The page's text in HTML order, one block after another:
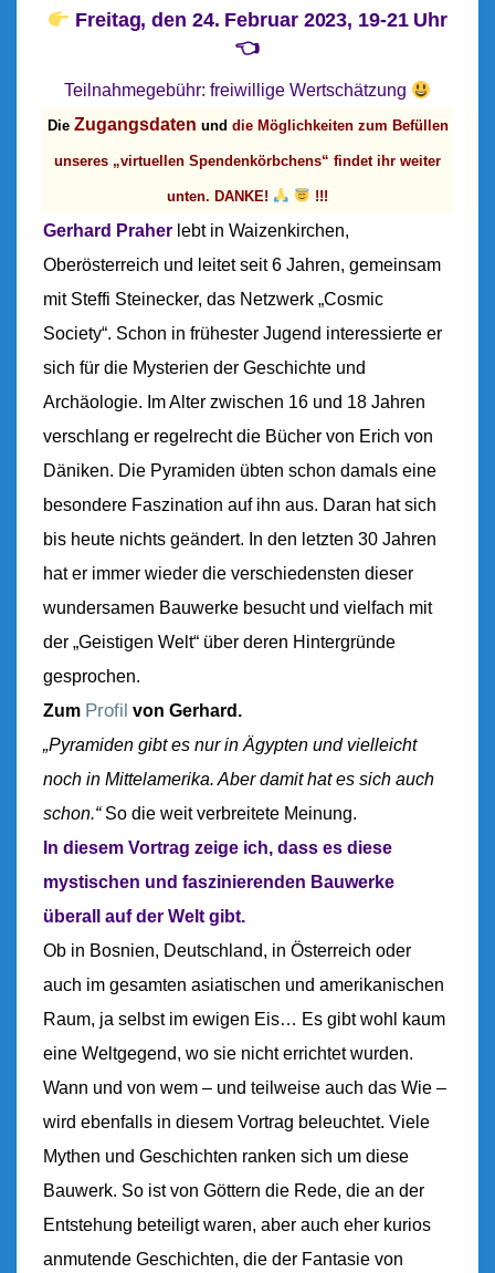
D
–
O
O
V
O
T
R
G
V
O
G
E
H
A
R
D
P
R
H
E
R
Freitag, den 24. Februar 2023, 19-21 Uhr
👈
Teilnahmegebühr: freiwillige Wertschätzung
Die Zugangsdaten und die Möglichkeiten zum Befüllen
unseres „virtuellen Spendenkörbchens“ findet ihr weiter
unten. DANKE! !!!
Gerhard Praher lebt in Waizenkirchen,
Oberösterreich und leitet seit 6 Jahren, gemeinsam
mit Steffi Steinecker, das Netzwerk „Cosmic
Society“. Schon in frühester Jugend interessierte er
sich für die Mysterien der Geschichte und
Archäologie. Im Alter zwischen 16 und 18 Jahren
verschlang er regelrecht die Bücher von Erich von
Däniken. Die Pyramiden übten schon damals eine
besondere Faszination auf ihn aus. Daran hat sich
bis heute nichts geändert. In den letzten 30 Jahren
hat er immer wieder die verschiedensten dieser
wundersamen Bauwerke besucht und vielfach mit
der „Geistigen Welt“ über deren Hintergründe
gesprochen.
Zum Profil von Gerhard.
„Pyramiden gibt es nur in Ägypten und vielleicht
noch in Mittelamerika. Aber damit hat es sich auch
schon.“ So die weit verbreitete Meinung.
In diesem Vortrag zeige ich, dass es diese
mystischen und faszinierenden Bauwerke
überall auf der Welt gibt.
Ob in Bosnien, Deutschland, in Österreich oder
auch im gesamten asiatischen und amerikanischen
Raum, ja selbst im ewigen Eis… Es gibt wohl kaum
eine Weltgegend, wo sie nicht errichtet wurden.
Wann und von wem – und teilweise auch das Wie –
wird ebenfalls in diesem Vortrag beleuchtet. Viele
Mythen und Geschichten ranken sich um diese
Bauwerk. So ist von Göttern die Rede, die an der
Entstehung beteiligt waren, aber auch eher kurios
anmutende Geschichten, die der Fantasie von